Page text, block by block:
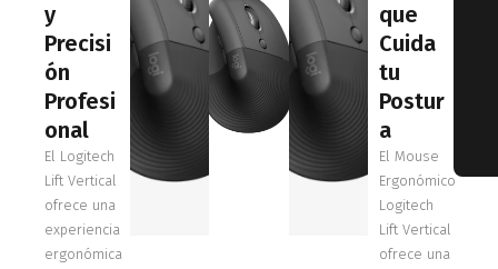
y
Precisi
ón
Profesi
onal
El Logitech
Lift Vertical
ofrece una
experiencia
ergonómica
que
Cuida
tu
Postur
a
El Mouse
Ergonómico
Logitech
Lift Vertical
ofrece una